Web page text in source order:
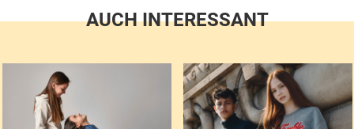
AUCH INTERESSANT